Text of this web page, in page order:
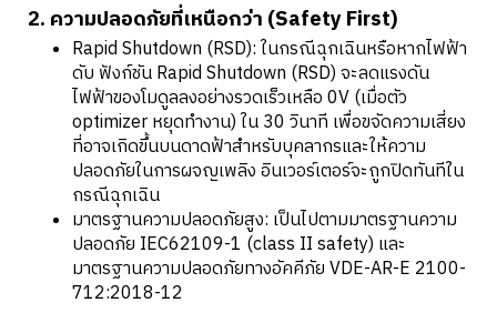
2. ความปลอดภัยที่เหนือกว่า (Safety First)
Rapid Shutdown (RSD): ในกรณีฉุกเฉินหรือหากไฟฟ้า
ดับ ฟังก์ชัน Rapid Shutdown (RSD) จะลดแรงดัน
ไฟฟ้าของโมดูลลงอย่างรวดเร็วเหลือ 0V (เมื่อตัว
optimizer หยุดทำงาน) ใน 30 วินาที เพื่อขจัดความเสี่ยง
ที่อาจเกิดขึ้นบนดาดฟ้าสำหรับบุคลากรและให้ความ
ปลอดภัยในการผจญเพลิง อินเวอร์เตอร์จะถูกปิดทันทีใน
กรณีฉุกเฉิน
มาตรฐานความปลอดภัยสูง: เป็นไปตามมาตรฐานความ
ปลอดภัย IEC62109-1 (class II safety) และ
มาตรฐานความปลอดภัยทางอัคคีภัย VDE-AR-E 2100-
712:2018-12